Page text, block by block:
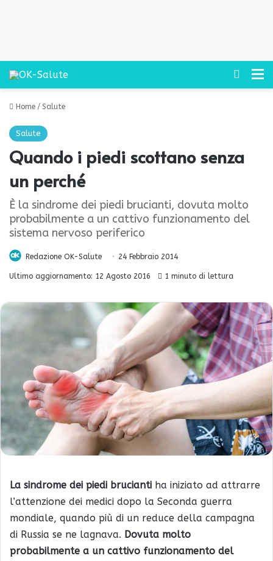
Cerca
Home / Salute
Salute
Quando i piedi scottano senza
un perché
È la sindrome dei piedi brucianti, dovuta molto
probabilmente a un cattivo funzionamento del
sistema nervoso periferico
Redazione OK-Salute 24 Febbraio 2014
Ultimo aggiornamento: 12 Agosto 2016 1 minuto di lettura
La sindrome dei piedi brucianti ha iniziato ad attrarre
l’attenzione dei medici dopo la Seconda guerra
mondiale, quando più di un reduce della campagna
di Russia se ne lagnava. Dovuta molto
probabilmente a un cattivo funzionamento del